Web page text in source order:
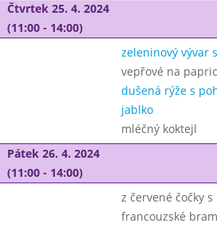
Čtvrtek 25. 4. 2024
(11:00 - 14:00)
zeleninový vývar
vepřové na
dušená rýže s
jablko
mléčný koktejl
Pátek 26. 4. 2024
(11:00 - 14:00)
z červené čočky
francouzské